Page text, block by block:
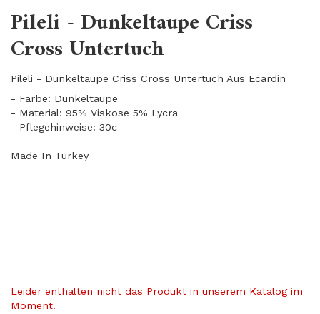
Pileli - Dunkeltaupe Criss
Cross Untertuch
Pileli - Dunkeltaupe Criss Cross Untertuch Aus Ecardin
- Farbe: Dunkeltaupe
​- Material: 95% Viskose 5% Lycra
- Pflegehinweise: 30c
Made In Turkey
Leider enthalten nicht das Produkt in unserem Katalog im
Moment.